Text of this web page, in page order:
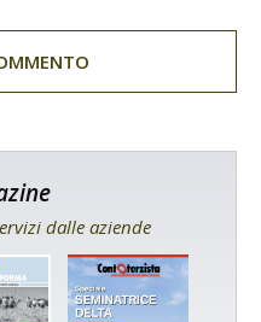
dalle aziende